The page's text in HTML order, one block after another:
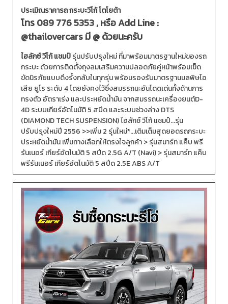
ประเมิณราคารถ กระบะวีโก้ โตโยต้า
โทร089 776 5353, หรือ Add Line :
@thailovercarsมี @ ด้วยนะครับ
ไฮลักซ์ วีโก้ แชมป์รุ่นปรับปรุงใหม่ ที่มาพร้อมมาตรฐานใหม่ของรถ
กระบะ ด้วยการติดตั้งถุงลมเสริมความปลอดภัยคู่หน้าพร้อมเข็ด
ขัดนิรภัยแบบดึงรั้งกลับในทุกรุ่น พร้อมรองรับมาตรฐานมลพิษไอ
เสีย ยูโร ระดับ 4 โดยยังคงไว้ซึ่งสมรรถนะอันโดดเด่นทั้งด้านการ
ทรงตัว อัตราเร่ง และประหยัดน้ำมัน จากสมรรถนะเครื่องยนต์D-
4D ระบบเกียร์อัตโนมัติ 5 สปีด และระบบช่วงล่าง DTS
(DIAMOND TECH SUSPENSION) ไฮลักซ์ วีโก้ แชมป์...รุ่น
ปรับปรุงใหม่ปี 2556 >>เพิ่ม 2 รุ่นใหม่*...เติมเต็มสุดยอดรถกระบะ
ประหยัดน้ำมัน เพิ่มทางเลือกให้ตรงใจลูกค้า > รุ่นสมาร์ท แค็บ พรี
รันเนอร์ เกียร์อัตโนมัติ 5 สปีด 2.5G A/T (Navi) > รุ่นสมาร์ท แค็บ
พรีรันเนอร์ เกียร์อัตโนมัติ 5 สปีด 2.5E ABS A/T